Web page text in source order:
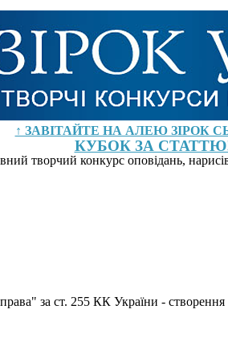
↑ ЗАВІТАЙТЕ НА АЛЕЮ ЗІРОК
КУБОК ЗА
творчий конкурс оповідань,
за ст. 255 КК України -